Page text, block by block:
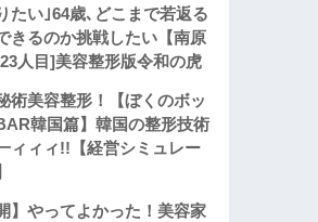
たい｣64歳､どこまで若返る
きるのか挑戦したい【南原
人目]美容整形版令和の虎
術美容整形！【ぼくのボッ
韓国篇】韓国の整形技術
ィィィ!!【経営シミュレー
】やってよかった！美容家